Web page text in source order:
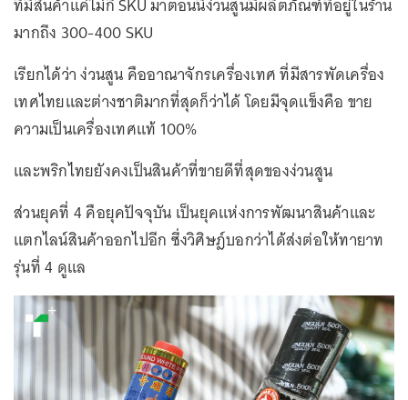
มากถึง 300-400 SKU
เรียกได้ว่า ง่วนสูน คืออาณาจักรเครื่องเทศ ที่มีสารพัดเครื่อง
เทศไทยและต่างชาติมากที่สุดก็ว่าได้ โดยมีจุดแข็งคือ ขาย
ความเป็นเครื่องเทศแท้ 100%
และพริกไทยยังคงเป็นสินค้าที่ขายดีที่สุดของง่วนสูน
ส่วนยุคที่ 4 คือยุคปัจจุบัน เป็นยุคแห่งการพัฒนาสินค้าและ
แตกไลน์สินค้าออกไปอีก ซึ่งวิศิษฎ์บอกว่าได้ส่งต่อให้ทายาท
รุ่นที่ 4 ดูแล